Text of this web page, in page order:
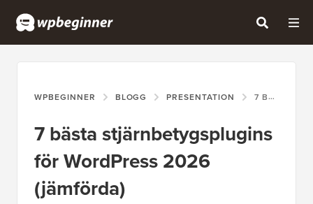
WPBEGINNER BLOGG PRESENTATION 7 BÄSTA STJÄRNBETYGSPLUGINS FÖR WORDPRESS 2026 (JÄMFÖRDA)
7 bästa stjärnbetygsplugins
för WordPress 2026
(jämförda)